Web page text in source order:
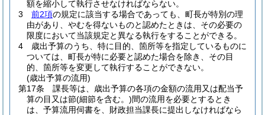
額を縮小して執行させなければならない。
3
前2項の規定に該当する場合であっても、町長が特別の理
由があり、やむを得ないものと認めたときは、その必要の
限度において当該規定と異なる執行をすることができる。
4
歳出予算のうち、特に目的、箇所等を指定しているものに
ついては、町長が特に必要と認めた場合を除き、その目
的、箇所等を変更して執行することができない。
(歳出予算の流用)
第17条
課長等は、歳出予算の各項の金額の流用又は配当予
算の目又は節(細節を含む。)間の流用を必要とするとき
は、予算流用伺書を、財政担当課長に提出しなければなら